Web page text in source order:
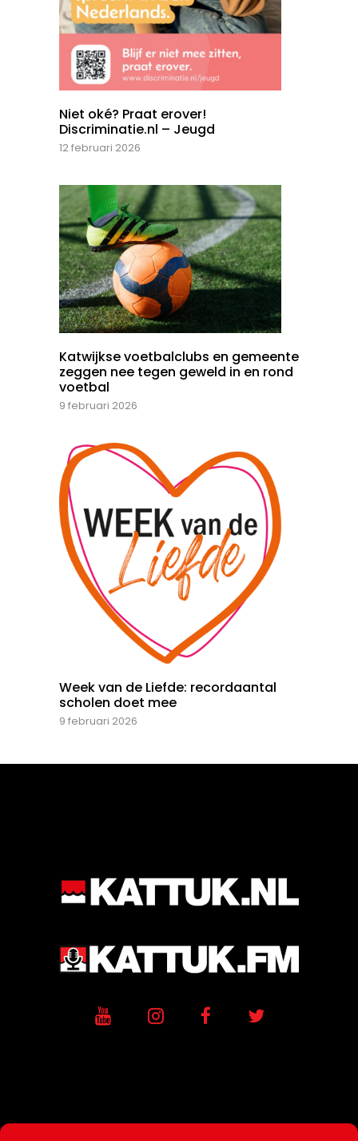
Niet oké? Praat erover!
Discriminatie.nl – Jeugd
12 februari 2026
Katwijkse voetbalclubs en gemeente
zeggen nee tegen geweld in en rond
voetbal
9 februari 2026
Week van de Liefde: recordaantal
scholen doet mee
9 februari 2026